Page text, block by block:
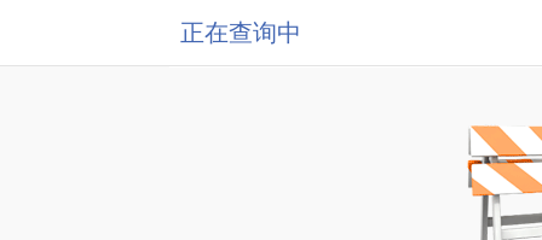
正在查询中